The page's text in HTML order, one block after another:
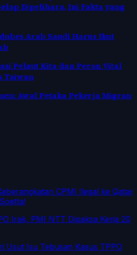
Dipelihara, Ini Fakta yang
Arab Saudi Harus Ikut
Pelaut Kita dan Peran Vital
Taiwan
Awal Petaka Pekerja Migran
CPMI Ilegal ke Qatar
Irak, PMI NTT Dipaksa Kerja 20
Usut Isu Tebusan Kasus TPPO